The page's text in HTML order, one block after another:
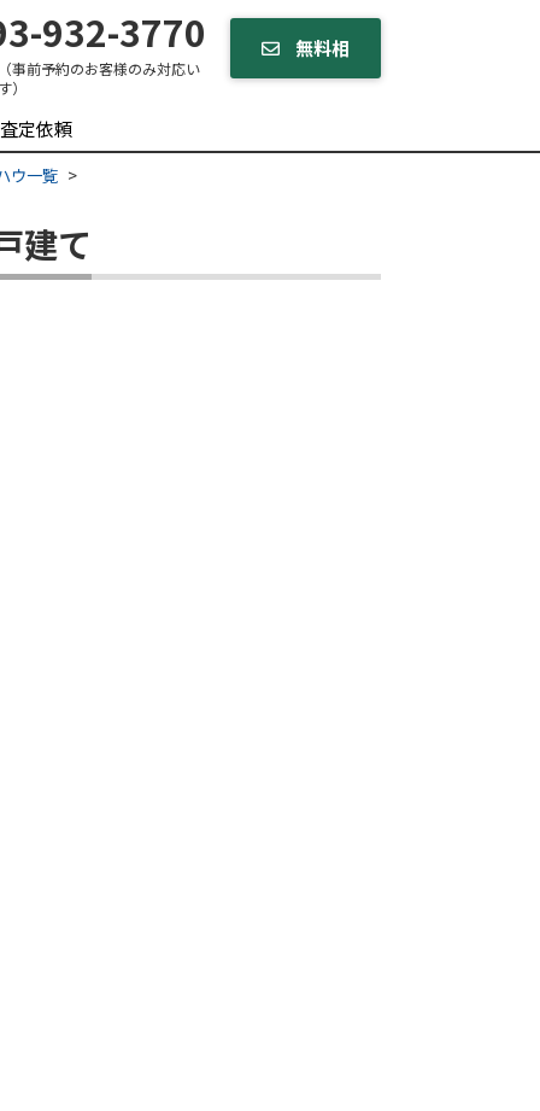
932-3770
事前予約のお客様のみ対応い
）
無料相
定依頼
ウ一覧
建て